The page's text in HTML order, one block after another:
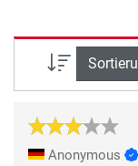
Anonymous